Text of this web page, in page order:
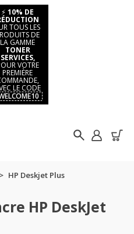
⚡ 10% DE
TOUS LES
DE
LA GAMME
TONER
SERVICES,
VOTRE
PREMIÈRE
LE CODE
HP Deskjet Plus
HP DeskJet